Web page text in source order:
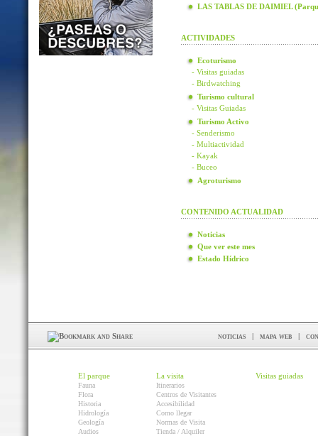
LAS TABLAS DE DAIMIEL
ACTIVIDADES
Ecoturismo
- Visitas guiadas
- Birdwatching
Turismo cultural
- Visitas Guiadas
Turismo Activo
- Senderismo
- Multiactividad
- Kayak
- Buceo
Agroturismo
CONTENIDO ACTUALIDAD
Noticias
Que ver este mes
Estado Hídrico
noticias | mapa web |
El parque
Fauna
Flora
Historia
Hidrología
Geología
Audios
La visita
Itinerarios
Centros de Visitantes
Accesibilidad
Como llegar
Normas de Visita
Tienda / Alquiler
Visitas guiadas